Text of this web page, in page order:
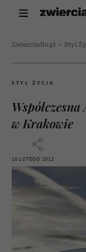
Zwierciadlo.pl > Styl
STYL ŻYCIA
w Krakowie
16 LUTEGO 2012